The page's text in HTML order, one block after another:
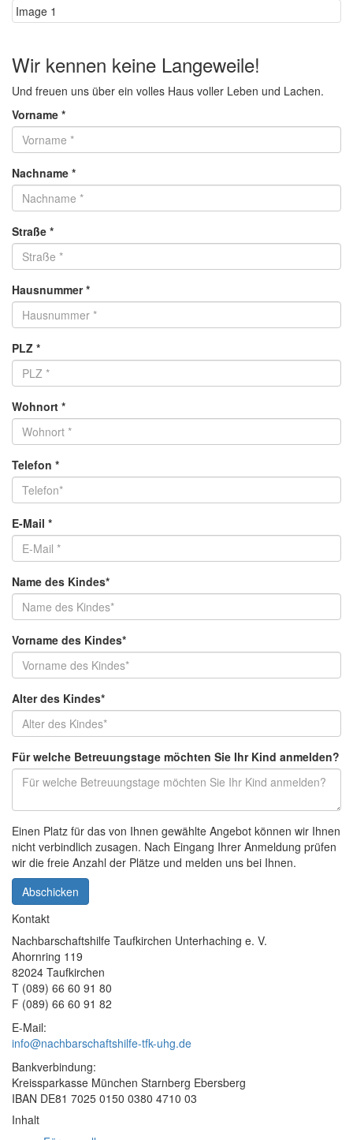
Image 1
Wir kennen keine Langeweile!
Und freuen uns über ein volles Haus voller Leben und Lachen.
Vorname *
Nachname *
Straße *
Hausnummer*
PLZ *
Wohnort *
Telefon *
E-Mail *
Name des Kindes*
Vorname des Kindes*
Alter des Kindes*
Für welche Betreuungstage möchten Sie Ihr Kind anmelden?
Einen Platz für das von Ihnen gewählte Angebot können wir Ihnen
nicht verbindlich zusagen. Nach Eingang Ihrer Anmeldung prüfen
wir die freie Anzahl der Plätze und melden uns bei Ihnen.
Abschicken
Kontakt
Nachbarschaftshilfe Taufkirchen Unterhaching e. V.
Ahornring 119
82024 Taufkirchen
T (089) 66 60 91 80
F (089) 66 60 91 82
E-Mail:
info@nachbarschaftshilfe-tfk-uhg.de
Bankverbindung:
Kreissparkasse München Starnberg Ebersberg
IBAN DE81 7025 0150 0380 4710 03
Inhalt